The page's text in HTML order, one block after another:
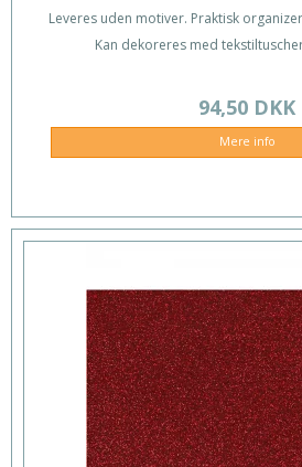
Leveres uden motiver. Praktisk
Kan dekoreres med
94,50 DKK
Mere info